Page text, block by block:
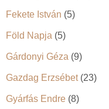
Fekete István (5)
Föld Napja (5)
Gárdonyi Géza (9)
Gazdag Erzsébet(23)
Gyárfás Endre (8)